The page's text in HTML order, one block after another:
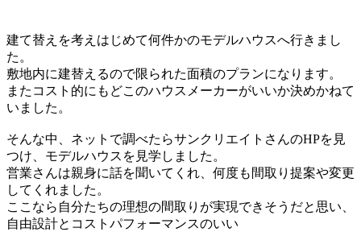
建て替えを考えはじめて何件かのモデルハウスへ行きまし
た。
敷地内に建替えるので限られた面積のプランになります。
またコスト的にもどこのハウスメーカーがいいか決めかねて
いました。
そんな中、ネットで調べたらサンクリエイトさんのHPを見
つけ、モデルハウスを見学しました。
営業さんは親身に話を聞いてくれ、何度も間取り提案や変更
してくれました。
ここなら自分たちの理想の間取りが実現できそうだと思い、
自由設計とコストパフォーマンスのいい